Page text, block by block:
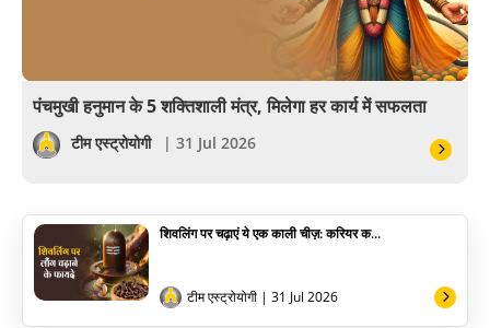
सेलिब्रिटी
योग
अन्य
पंचमुखी हनुमान के 5 शक्तिशाली मंत्र, मिलेगा हर कार्य में सफलता
टीम एस्ट्रोयोगी | 31 Jul 2026
शिवलिंग पर चढ़ाएं ये एक काली चीज़: करियर क...
टीम एस्ट्रोयोगी | 31 Jul 2026